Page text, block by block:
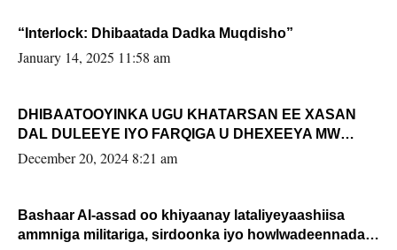
“Interlock: Dhibaatada Dadka Muqdisho”
January 14, 2025 11:58 am
DHIBAATOOYINKA UGU KHATARSAN EE XASAN
DAL DULEEYE IYO FARQIGA U DHEXEEYA MW
FARMAAJO BAL ISU DHAGEYSTA?
December 20, 2024 8:21 am
Bashaar Al-assad oo khiyaanay lataliyeyaashiisa
ammniga militariga, sirdoonka iyo howlwadeennada